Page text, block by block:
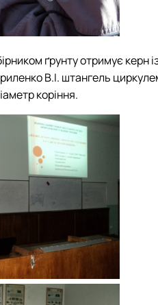
ґрунту отримує керн
В.І. штангель
коріння.